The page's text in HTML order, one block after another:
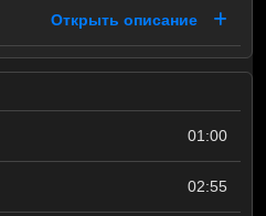
Открыть описание
01:00
02:55